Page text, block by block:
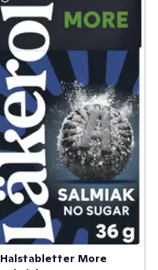
Halstabletter More